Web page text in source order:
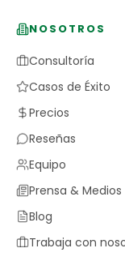
NOSOTROS
Consultoría
Casos de Éxito
Precios
Reseñas
Equipo
Prensa & Medios
Blog
Trabaja con